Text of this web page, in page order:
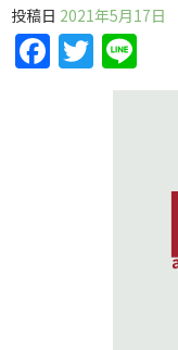
投稿日 2021年5月17日